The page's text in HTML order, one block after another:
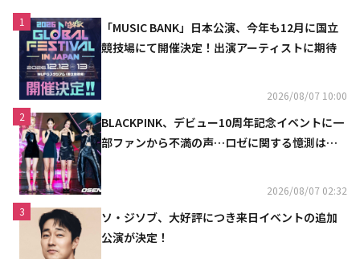
1
「MUSIC BANK」日本公演、今年も12月に国立
競技場にて開催決定！出演アーティストに期待
2026/08/07 10:00
2
BLACKPINK、デビュー10周年記念イベントに一
部ファンから不満の声…ロゼに関する憶測は否
2026/08/07 02:32
3
ソ・ジソブ、大好評につき来日イベントの追加
公演が決定！